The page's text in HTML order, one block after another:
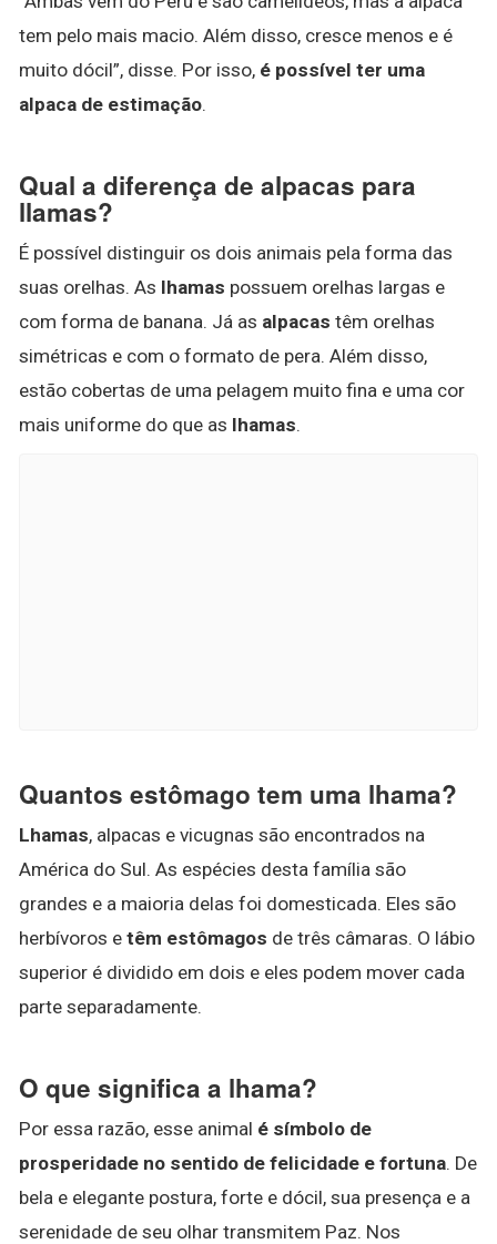
tem pelo mais macio. Além disso, cresce menos e é
muito dócil”, disse. Por isso, é possível ter uma
alpaca de estimação.
Qual a diferença de alpacas para
llamas?
É possível distinguir os dois animais pela forma das
suas orelhas. As lhamas possuem orelhas largas e
com forma de banana. Já as alpacas têm orelhas
simétricas e com o formato de pera. Além disso,
estão cobertas de uma pelagem muito fina e uma cor
mais uniforme do que as lhamas.
Quantos estômago tem uma lhama?
Lhamas, alpacas e vicugnas são encontrados na
América do Sul. As espécies desta família são
grandes e a maioria delas foi domesticada. Eles são
herbívoros e têm estômagos de três câmaras. O lábio
superior é dividido em dois e eles podem mover cada
parte separadamente.
O que significa a lhama?
Por essa razão, esse animal é símbolo de
prosperidade no sentido de felicidade e fortuna. De
bela e elegante postura, forte e dócil, sua presença e a
serenidade de seu olhar transmitem Paz. Nos